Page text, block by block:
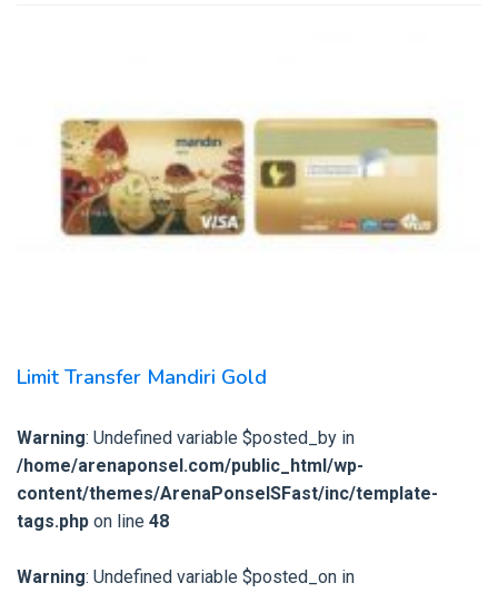
Limit Transfer Mandiri Gold
Warning: Undefined variable $posted_by in
/home/arenaponsel.com/public_html/wp-
content/themes/ArenaPonselSFast/inc/template-
tags.php on line 48
Warning: Undefined variable $posted_on in